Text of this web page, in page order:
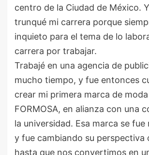
centro de la Ciudad de México.
trunqué mi carrera porque
inquieto para el tema de lo
carrera por trabajar.
Trabajé en una agencia de
mucho tiempo, y fue entonces
crear mi primera marca de
FORMOSA, en alianza con una
la universidad. Esa marca se
y fue cambiando su perspectiva
hasta que nos convertimos en